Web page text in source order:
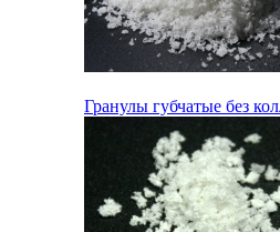
Гранулы губчатые без